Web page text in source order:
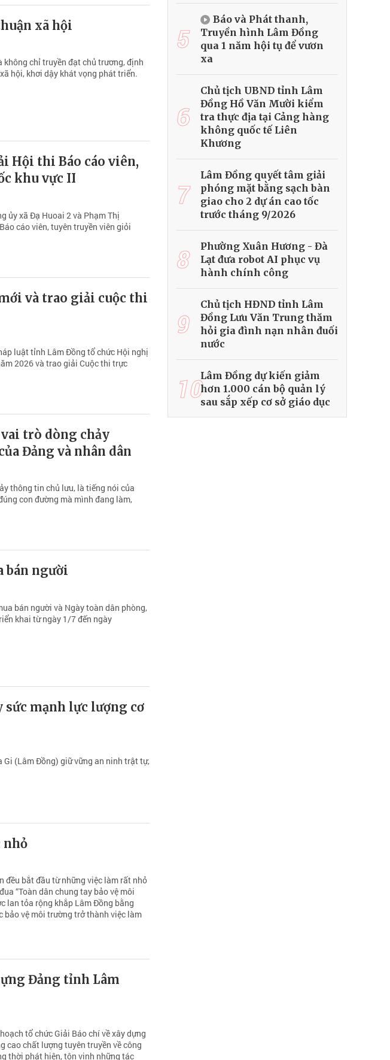
xã hội
chỉ truyền đạt chủ trương, định
hội, khơi dậy khát vọng phát triển.
Hội thi Báo cáo viên,
khu vực II
ủy xã Đạ Huoai 2 và Phạm Thị
cáo viên, tuyên truyền viên giỏi
và trao giải cuộc thi
luật tỉnh Lâm Đồng tổ chức Hội nghị
2026 và trao giải Cuộc thi trực
trò dòng chảy
Đảng và nhân dân
thông tin chủ lưu, là tiếng nói của
con đường mà mình đang làm,
bán người
bán người và Ngày toàn dân phòng,
khai từ ngày 1/7 đến ngày
sức mạnh lực lượng cơ
Gi (Lâm Đồng) giữ vững an ninh trật tự,
nhỏ
đều bắt đầu từ những việc làm rất nhỏ
“Toàn dân chung tay bảo vệ môi
lan tỏa rộng khắp Lâm Đồng bằng
bảo vệ môi trường trở thành việc làm
Đảng tỉnh Lâm
tổ chức Giải Báo chí về xây dựng
cao chất lượng tuyên truyền về công
thời phát hiện, tôn vinh những tác
5
Báo và Phát thanh,
Truyền hình Lâm Đồng
qua 1 năm hội tụ để vươn
xa
6
Chủ tịch UBND tỉnh Lâm
Đồng Hồ Văn Mười kiểm
tra thực địa tại Cảng hàng
không quốc tế Liên
Khương
7
Lâm Đồng quyết tâm giải
phóng mặt bằng sạch bàn
giao cho 2 dự án cao tốc
trước tháng 9/2026
8
Phường Xuân Hương - Đà
Lạt đưa robot AI phục vụ
hành chính công
9
Chủ tịch HĐND tỉnh Lâm
Đồng Lưu Văn Trung thăm
hỏi gia đình nạn nhân đuối
nước
10Lâm Đồng dự kiến giảm
hơn 1.000 cán bộ quản lý
sau sắp xếp cơ sở giáo dục